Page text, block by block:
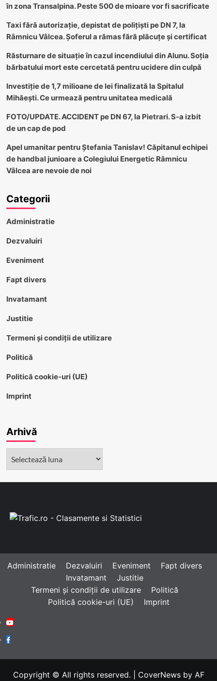
în zona Transalpina. Peste 500 de mioare vor fi sacrificate
Taxi fără autorizație, depistat de polițiști pe DN 7, la
Râmnicu Vâlcea. Șoferul a rămas fără plăcuțe și certificat
Răsturnare de situație în cazul incendiului din Alunu. Soția
bărbatului mort este cercetată pentru ucidere din culpă
Investiție de 1,7 milioane de lei finalizată la Spitalul
Mihăești. Ce urmează pentru unitatea medicală
FOTO/UPDATE. ACCIDENT pe DN 67, la Pietrari. S-a izbit
de un cap de pod
Apel umanitar pentru Ștefania Tanislav! Căpitanul echipei
de handbal junioare a Colegiului Energetic Râmnicu
Vâlcea are nevoie de noi
Categorii
Administratie
Dezvaluiri
Eveniment
Fapt divers
Invatamant
Justitie
Termeni și condiții de utilizare
Politică
Politică cookie-uri (UE)
Imprint
Arhivă
Administratie Dezvaluiri Eveniment
Fapt divers
Invatamant
Justitie
Termeni și condiții de utilizare
Politică
Politică cookie-uri (UE)
Imprint
Youtube
Facebook
Copyright © All rights reserved. CoverNewsby AF